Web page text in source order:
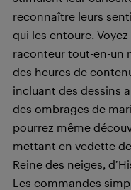
reconnaître leurs
qui les entoure.
raconteur tout-en-un
des heures de
incluant des dessins
des ombrages de
pourrez même
mettant en vedette
Reine des neiges,
Les commandes